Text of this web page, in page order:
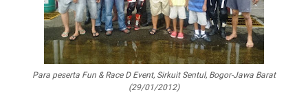
Para peserta Fun & Race D Event, Sirkuit Sentul, Bogor-Jawa Barat
(29/01/2012)